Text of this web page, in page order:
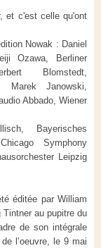
et c'est celle qu'ont
Nowak : Daniel
Ozawa, Berliner
Blomstedt,
Marek Janowski,
Abbado, Wiener
Bayerisches
Symphony
Leipzig
éditée par William
au pupitre du
de son intégrale
l’oeuvre, le 9 mai